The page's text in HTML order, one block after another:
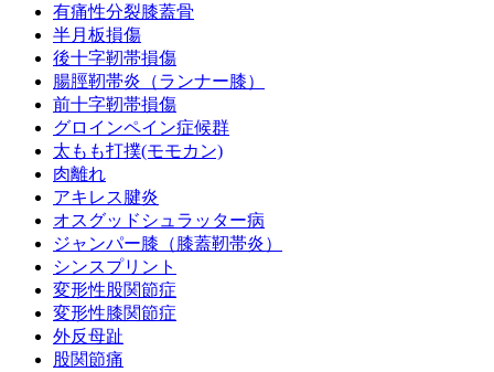
有痛性分裂膝蓋骨
半月板損傷
後十字靭帯損傷
腸脛靭帯炎（ランナー膝）
前十字靭帯損傷
グロインペイン症候群
太もも打撲(モモカン)
肉離れ
アキレス腱炎
オスグッドシュラッター病
ジャンパー膝（膝蓋靭帯炎）
シンスプリント
変形性股関節症
変形性膝関節症
外反母趾
股関節痛